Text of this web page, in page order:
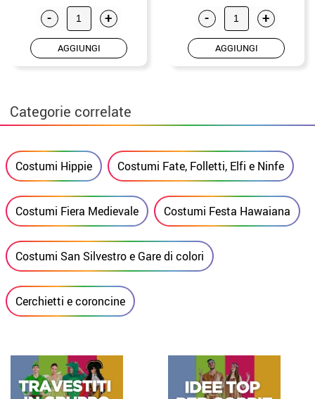
- +
AGGIUNGI
- +
AGGIUNGI
Categorie correlate
Costumi Hippie Costumi Fate, Folletti, Elfi e Ninfe
Costumi Fiera Medievale Costumi Festa Hawaiana
Costumi San Silvestro e Gare di colori
Cerchietti e coroncine